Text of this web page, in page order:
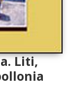
Liti,